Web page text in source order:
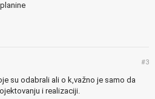
#3
su odabrali ali o k,važno je samo da
i realizaciji.